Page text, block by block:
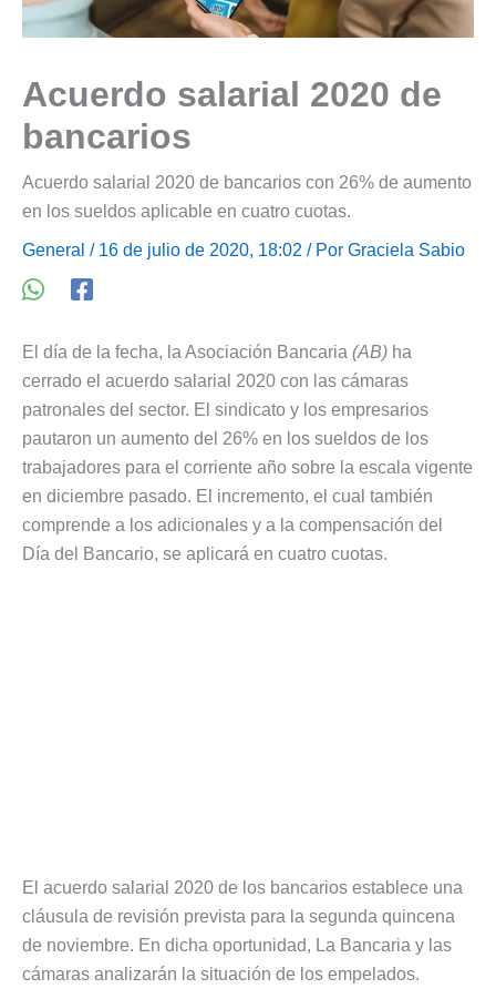
Acuerdo salarial 2020 de
bancarios
Acuerdo salarial 2020 de bancarios con 26% de aumento
en los sueldos aplicable en cuatro cuotas.
General / 16 de julio de 2020, 18:02 / Por Graciela Sabio
El día de la fecha, la Asociación Bancaria (AB) ha
cerrado el acuerdo salarial 2020 con las cámaras
patronales del sector. El sindicato y los empresarios
pautaron un aumento del 26% en los sueldos de los
trabajadores para el corriente año sobre la escala vigente
en diciembre pasado. El incremento, el cual también
comprende a los adicionales y a la compensación del
Día del Bancario, se aplicará en cuatro cuotas.
El acuerdo salarial 2020 de los bancarios establece una
cláusula de revisión prevista para la segunda quincena
de noviembre. En dicha oportunidad, La Bancaria y las
cámaras analizarán la situación de los empelados.